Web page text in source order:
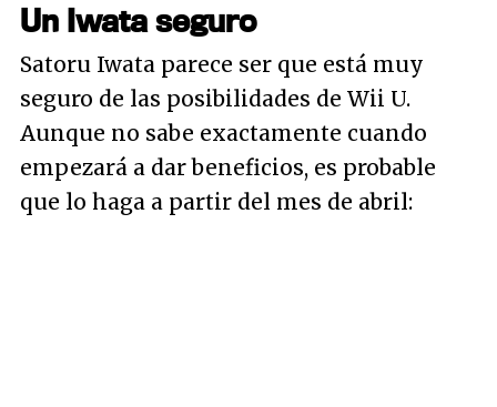
Un Iwata seguro
Satoru Iwata parece ser que está muy
seguro de las posibilidades de Wii U.
Aunque no sabe exactamente cuando
empezará a dar beneficios, es probable
que lo haga a partir del mes de abril: